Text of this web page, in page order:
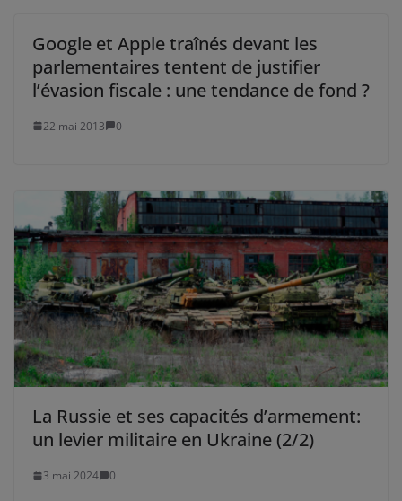
Google et Apple traînés devant les
parlementaires tentent de justifier
l’évasion fiscale : une tendance de fond ?
22 mai 2013 0
La Russie et ses capacités d’armement:
un levier militaire en Ukraine (2/2)
3 mai 2024 0